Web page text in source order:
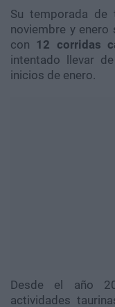
Su temporada de
noviembre y enero
con 12 corridas
intentado llevar
inicios de enero.
Desde el año
actividades